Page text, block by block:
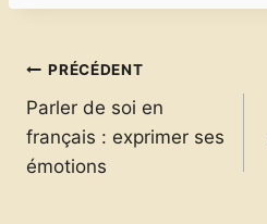
Navigation
de
l’article
PRÉCÉDENT
Parler de soi en
français : exprimer ses
émotions